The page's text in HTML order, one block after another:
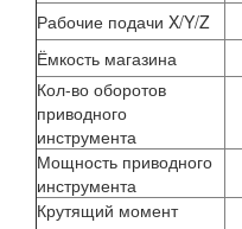
Рабочие подачи X/Y/Z
Ёмкость магазина
Кол-во оборотов
приводного
инструмента
Мощность приводного
инструмента
Крутящий момент